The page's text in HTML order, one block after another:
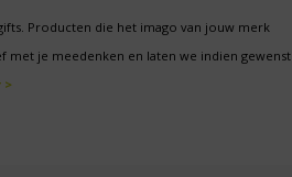
Producten die het imago van jouw merk
met je meedenken en laten we indien gewenst
>